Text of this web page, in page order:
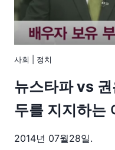
사회 정치
뉴스타파 vs
두를 지지하는
2014년 07월28일.